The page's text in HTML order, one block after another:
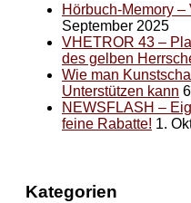
Hörbuch-Memory
September 2025
VHETROR 43 –
des gelben
Wie man
Unterstützen kann
NEWSFLASH –
feine Rabatte! 1.
Kategorien